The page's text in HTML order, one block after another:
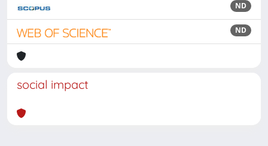
ND
ND
social impact